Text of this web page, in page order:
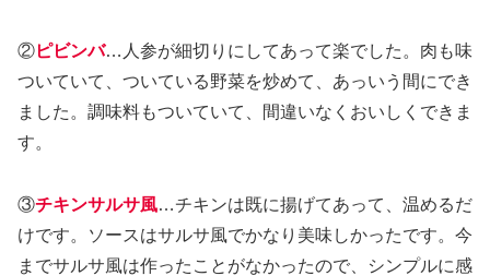
②ピビンバ…人参が細切りにしてあって楽でした。肉も味
ついていて、ついている野菜を炒めて、あっいう間にでき
ました。調味料もついていて、間違いなくおいしくできま
す。
③チキンサルサ風…チキンは既に揚げてあって、温めるだ
けです。ソースはサルサ風でかなり美味しかったです。今
までサルサ風は作ったことがなかったので、シンプルに感